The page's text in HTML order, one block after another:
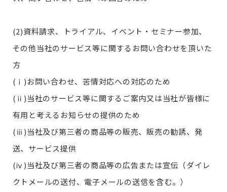
(2)資料請求、トライアル、イベント・セミナー参加、
その他当社のサービス等に関するお問い合わせを頂いた
方
(ⅰ)お問い合わせ、苦情対応への対応のため
(ⅱ)当社のサービス等に関するご案内又は当社が皆様に
有用と考えるお知らせの提供のため
(ⅲ)当社及び第三者の商品等の販売、販売の勧誘、発
送、サービス提供
(ⅳ)当社及び第三者の商品等の広告または宣伝（ダイレ
クトメールの送付、電子メールの送信を含む。）